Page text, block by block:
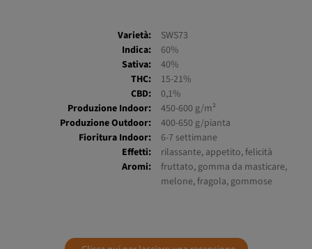
Indica:
60%
Sativa:
40%
THC:
15-21%
CBD:
0,1%
Produzione Indoor:
450-600 g/m²
Produzione Outdoor:
400-650 g/pianta
Fioritura Indoor:
6-7 settimane
Effetti:
rilassante, appetito, felicità
Aromi:
fruttato, gomma da masticare,
melone, fragola, gommose
Clicca qui per lasciare una recensione